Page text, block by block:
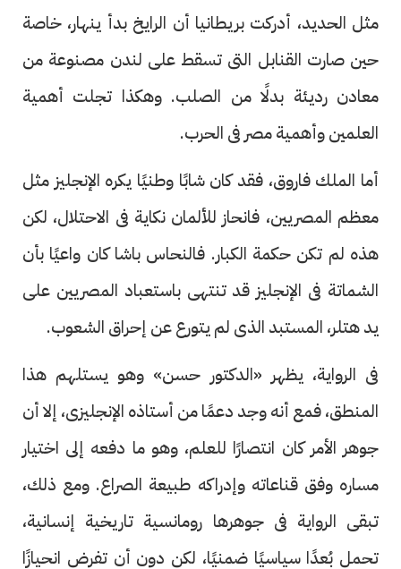
مثل الحديد، أدركت بريطانيا أن الرايخ بدأ ينهار، خاصة
حين صارت القنابل التى تسقط على لندن مصنوعة من
معادن رديئة بدلًا من الصلب. وهكذا تجلت أهمية
العلمين وأهمية مصر فى الحرب.
أما الملك فاروق، فقد كان شابًا وطنيًا يكره الإنجليز مثل
معظم المصريين، فانحاز للألمان نكاية فى الاحتلال، لكن
هذه لم تكن حكمة الكبار. فالنحاس باشا كان واعيًا بأن
الشماتة فى الإنجليز قد تنتهى باستعباد المصريين على
يد هتلر، المستبد الذى لم يتورع عن إحراق الشعوب.
فى الرواية، يظهر «الدكتور حسن» وهو يستلهم هذا
المنطق، فمع أنه وجد دعمًا من أستاذه الإنجليزى، إلا أن
جوهر الأمر كان انتصارًا للعلم، وهو ما دفعه إلى اختيار
مساره وفق قناعاته وإدراكه طبيعة الصراع. ومع ذلك،
تبقى الرواية فى جوهرها رومانسية تاريخية إنسانية،
تحمل بُعدًا سياسيًا ضمنيًا، لكن دون أن تفرض انحيازًا